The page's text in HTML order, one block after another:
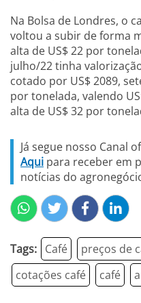
Na Bolsa de Londres, o
voltou a subir de forma
alta de US$ 22 por
julho/22 tinha
cotado por US$ 2089,
por tonelada, valendo
alta de US$ 32 por
Já segue nosso Canal
Aqui para receber em
notícias do
Tags: Café preços de
cotações café
café